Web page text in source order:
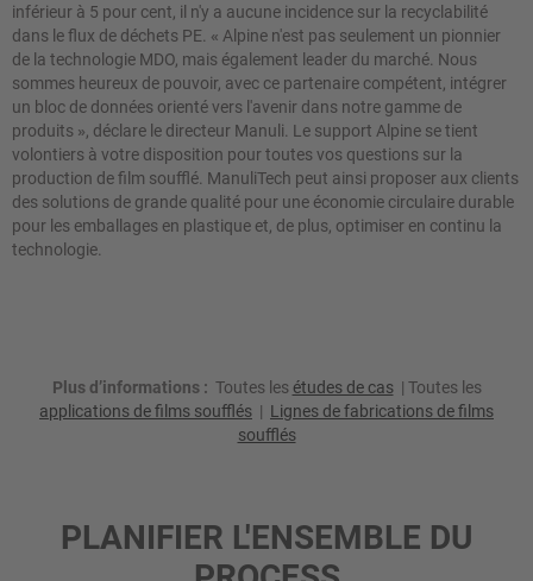
inférieur à 5 pour cent, il n'y a aucune incidence sur la recyclabilité
dans le flux de déchets PE. « Alpine n'est pas seulement un pionnier
de la technologie MDO, mais également leader du marché. Nous
sommes heureux de pouvoir, avec ce partenaire compétent, intégrer
un bloc de données orienté vers l'avenir dans notre gamme de
produits », déclare le directeur Manuli. Le support Alpine se tient
volontiers à votre disposition pour toutes vos questions sur la
production de film soufflé. ManuliTech peut ainsi proposer aux clients
des solutions de grande qualité pour une économie circulaire durable
pour les emballages en plastique et, de plus, optimiser en continu la
technologie.
Plus d’informations : Toutes les études de cas| Toutes les
applications de films soufflés | Lignes de fabrications de films
soufflés
PLANIFIER L'ENSEMBLE DU